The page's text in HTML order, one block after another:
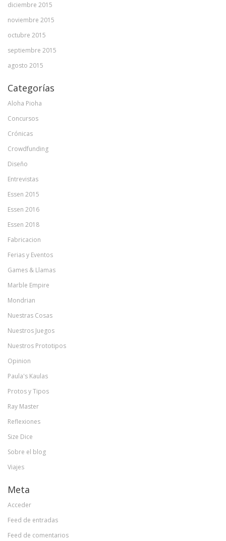
diciembre 2015
noviembre 2015
octubre 2015
septiembre 2015
agosto 2015
Categorías
Aloha Pioha
Concursos
Crónicas
Crowdfunding
Diseño
Entrevistas
Essen 2015
Essen 2016
Essen 2018
Fabricacion
Ferias y Eventos
Games & Llamas
Marble Empire
Mondrian
Nuestras Cosas
Nuestros Juegos
Nuestros Prototipos
Opinion
Paula's Kaulas
Protos y Tipos
Ray Master
Reflexiones
Size Dice
Sobre el blog
Viajes
Meta
Acceder
Feed de entradas
Feed de comentarios